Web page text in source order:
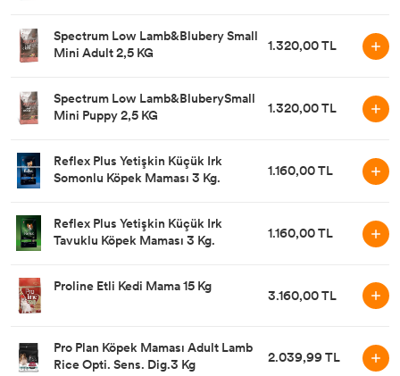
Spectrum Low Lamb&Blubery Small
Mini Adult 2,5 KG
1.320,00 TL
Spectrum Low Lamb&BluberySmall
Mini Puppy 2,5 KG
1.320,00 TL
Reflex Plus Yetişkin Küçük Irk
Somonlu Köpek Maması 3 Kg.
1.160,00 TL
Reflex Plus Yetişkin Küçük Irk
Tavuklu Köpek Maması 3 Kg.
1.160,00 TL
Proline Etli Kedi Mama 15 Kg
3.160,00 TL
Pro Plan Köpek Maması Adult Lamb
Rice Opti. Sens. Dig.3 Kg
2.039,99 TL